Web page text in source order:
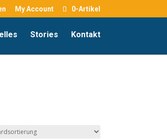
My Account 0-Artikel
Stories Kontakt